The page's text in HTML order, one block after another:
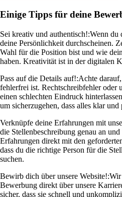
Einige Tipps für deine
Sei kreativ und authentisch!:Wenn du
deine Persönlichkeit durchscheinen.
Wahl für die Position bist und wie
haben. Kreativität ist in der digitalen
Pass auf die Details auf!:Achte
fehlerfrei ist. Rechtschreibfehler oder
einen schlechten Eindruck
um sicherzugehen, dass alles klar und
Verknüpfe deine Erfahrungen mit
die Stellenbeschreibung genau an
Erfahrungen direkt mit den
dass du die richtige Person für die
suchen.
Bewirb dich über unsere Website!:Wir
Bewerbung direkt über unsere
sicher, dass sie schnell und